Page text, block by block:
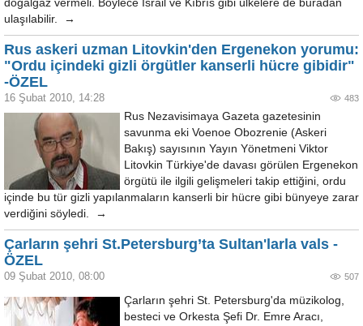
doğalgaz vermeli. Böylece İsrail ve Kıbrıs gibi ülkelere de buradan
ulaşılabilir. →
Rus askeri uzman Litovkin'den Ergenekon yorumu:
"Ordu içindeki gizli örgütler kanserli hücre gibidir"
-ÖZEL
16 Şubat 2010, 14:28 483
Rus Nezavisimaya Gazeta gazetesinin
savunma eki Voenoe Obozrenie (Askeri
Bakış) sayısının Yayın Yönetmeni Viktor
Litovkin Türkiye'de davası görülen Ergenekon
örgütü ile ilgili gelişmeleri takip ettiğini, ordu
içinde bu tür gizli yapılanmaların kanserli bir hücre gibi bünyeye zarar
verdiğini söyledi. →
Çarların şehri St.Petersburg’ta Sultan'larla vals -
ÖZEL
09 Şubat 2010, 08:00 507
Çarların şehri St. Petersburg'da müzikolog,
besteci ve Orkesta Şefi Dr. Emre Aracı,